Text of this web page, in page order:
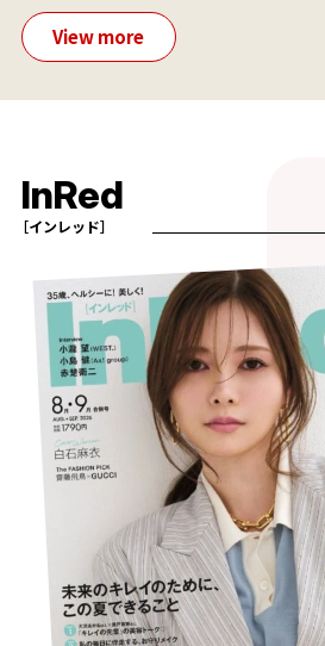
View more
InRed
［インレッド］